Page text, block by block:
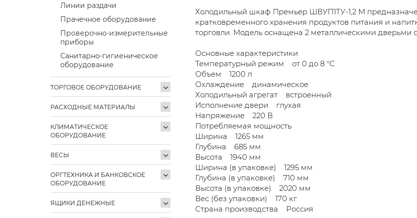
Линии раздачи
Прачечное оборудование
Проверочно-измерительные
приборы
Санитарно-гигиеническое
оборудование
ТОРГОВОЕ ОБОРУДОВАНИЕ
РАСХОДНЫЕ МАТЕРИАЛЫ
КЛИМАТИЧЕСКОЕ
ОБОРУДОВАНИЕ
ВЕСЫ
ОРГТЕХНИКА И БАНКОВСКОЕ
ОБОРУДОВАНИЕ
ЯЩИКИ ДЕНЕЖНЫЕ
Холодильный шкаф Премьер ШВУП1ТУ-1,2 М
кратковременного хранения продуктов питания и
торговли. Модель оснащена 2 металлическими
Основные характеристики
Температурный режим от 0 до 8 °C
Объем 1200 л
Охлаждение динамическое
Холодильный агрегат встроенный
Исполнение двери глухая
Напряжение 220 В
Потребляемая мощность
Ширина 1265 мм
Глубина 685 мм
Высота 1940 мм
Ширина (в упаковке) 1295 мм
Глубина (в упаковке) 710 мм
Высота (в упаковке) 2020 мм
Вес (без упаковки) 170 кг
Страна производства Россия